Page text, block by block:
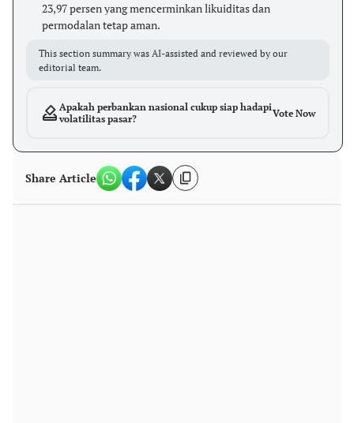
23,97 persen yang mencerminkan likuiditas dan
permodalan tetap aman.
This section summary was AI-assisted and reviewed by our
editorial team.
Apakah perbankan nasional cukup siap hadapi
volatilitas pasar?
Vote Now
Share Article